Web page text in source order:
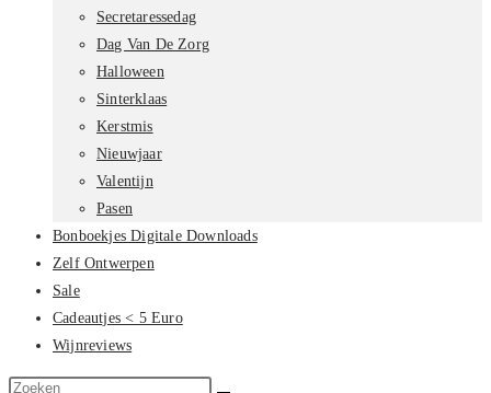
Secretaressedag
Dag Van De Zorg
Halloween
Sinterklaas
Kerstmis
Nieuwjaar
Valentijn
Pasen
Bonboekjes Digitale Downloads
Zelf Ontwerpen
Sale
Cadeautjes < 5 Euro
Wijnreviews
Zoek